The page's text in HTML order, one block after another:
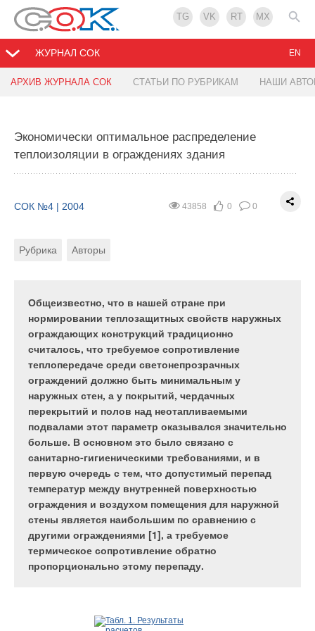
TG VK RT MX
ЖУРНАЛ СОК
АРХИВ ЖУРНАЛА СОК СТАТЬИ ПО РУБРИКАМ НАШИ
EN
Экономически оптимальное распределение
теплоизоляции в ограждениях здания
43858 0 0
СОК №4 | 2004
Рубрика Авторы
Общеизвестно, что в нашей стране при
нормировании теплозащитных свойств наружных
ограждающих конструкций традиционно
считалось, что требуемое сопротивление
теплопередаче среди светонепрозрачных
ограждений должно быть минимальным у
наружных стен, а у покрытий, чердачных
перекрытий и полов над неотапливаемыми
подвалами этот параметр оказывался значительно
больше. В основном это было связано с
санитарно-гигиеническими требованиями, и в
первую очередь с тем, что допустимый перепад
температур между внутренней поверхностью
ограждения и воздухом помещения для наружной
стены является наибольшим по сравнению с
другими ограждениями [1], а требуемое
термическое сопротивление обратно
пропорционально этому перепаду.
43626
СОК №4 | 2004
Рубрика Тэги
Поквартирное отопление, особенно в элитном
Ставрополь, Москва — вот неполный список
городов, в которых тема поквартирного
отопления активно развивается.
Табл. 1
Плюсы индивидуального отопления очевидны — это и
независимость от услуг ЖКХ, и более комфортный
самостоятельно регулируемый температурный режим в
квартирах, и снижение издержек, затрачиваемых на оплату
энергоносителей. Однако есть и проблемы.
Довольно часто встречаются ситуации, когда котел перестает
работать по причине некачественного электропитания.
Автоматика выходит из строя от скачков напряжения,
система отопления останавливается при отключениях
Теоретически можно установить бензиновый или дизельный
28255
СОК №4 | 2004
Рубрика Автор
Объединение инженерного оборудования здания в
строительства. Уже давно отопительные системы
обеспечивают гибкое регулирование в
зависимости от наружной и внутренней
температуры, времени суток. В некоторых
пределах возможно индивидуальное
регулирование. Появление интегрированных
систем, часто называемых «умным домом»,
расширяет возможности повышения
комфортности и энергоэффективности зданий.
интеграция инженерного оборудования зданий -
требование времени, и задача специалистов -
создание настолько эффективных систем, чтобы
каждому заказчику стала очевидна выгода от
вложений в «умные» технологии.
снижение эксплуатационных затрат на энергоносители при